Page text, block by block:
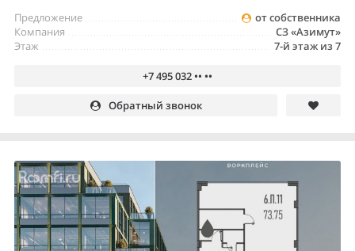
от собственника
Предложение
СЗ «Азимут»
Компания
7-й этаж из 7
Этаж
+7 495 032 •• ••
Обратный звонок